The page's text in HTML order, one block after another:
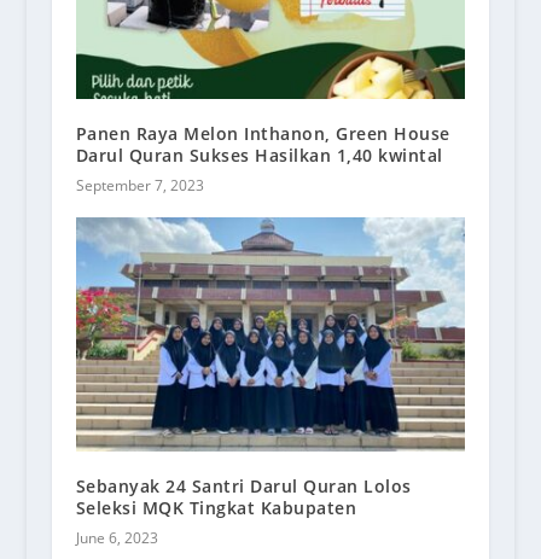
Panen Raya Melon Inthanon, Green House
Darul Quran Sukses Hasilkan 1,40 kwintal
September 7, 2023
Sebanyak 24 Santri Darul Quran Lolos
Seleksi MQK Tingkat Kabupaten
June 6, 2023